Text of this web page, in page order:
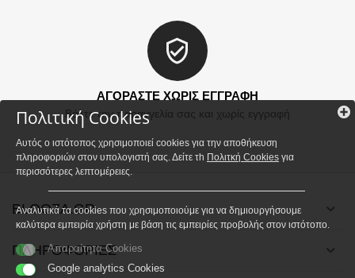
ΑΓΟΡΑΣΤΕ ΧΩΡΙΣ ΕΓΓΡΑΦΗ
Βάλτε την παραγγελία σας και χωρίς εγγραφή
BLOOZA.GR
ΠΛΗΡΟΦΟΡΙΕΣ
Πολιτική Cookies
Αυτός ο ιστότοπος χρησιμοποιεί cookies για την αποθήκευση
πληροφοριών στον υπολογιστή σας. Δείτε τh Πολιτκή Cookies για
περισσότερες λεπτομέρειες.
Αναλυτικά τα cookies που χρησιμοποιούμε για να δημιουργήσουμε
καλύτερα εμπειρία χρήστη με βάση τις εμπειρίες προβολής στον ιστότοπο.
Απαραίτητα Cookies
Google analytics Cookies